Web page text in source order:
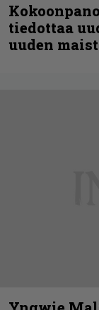
tiedottaa
uuden